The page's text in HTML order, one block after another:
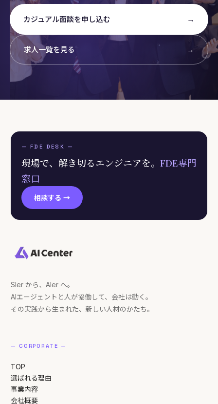
カジュアル面談を申し込む →
求人一覧を見る →
— FDE DESK —
現場で、解き切るエンジニアを。 FDE専門
窓口
相談する →
SIer から、AIer へ。
AIエージェントと人が協働して、会社は動く。
その実践から生まれた、新しい人材のかたち。
— CORPORATE —
TOP
選ばれる理由
事業内容
会社概要